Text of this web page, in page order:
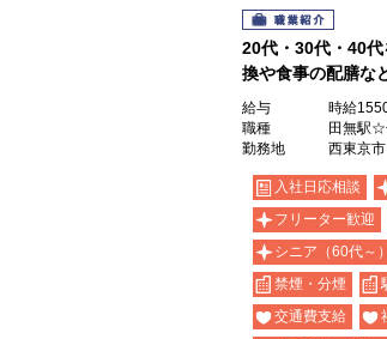
職業紹介
20代・30代・40
換や食事の配膳な
給与
時給
職種
田無駅☆
勤務地
西東京
入社日応相談
フリーター歓迎
シニア（60代～
禁煙・分煙
交通費支給